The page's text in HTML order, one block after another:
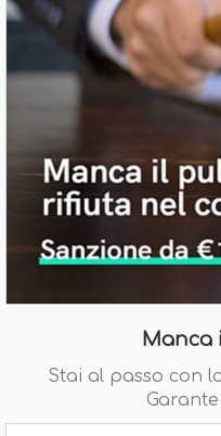
Manca
Stai al passo con